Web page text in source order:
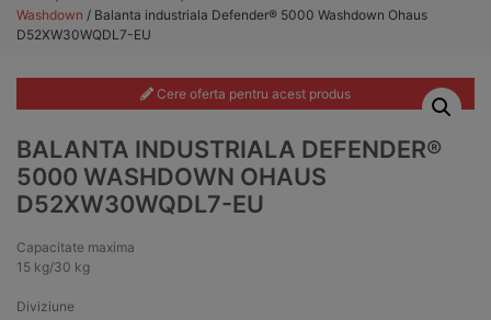
Washdown / Balanta industriala Defender® 5000 Washdown Ohaus
D52XW30WQDL7-EU
Cere oferta pentru acest produs
BALANTA INDUSTRIALA DEFENDER®
5000 WASHDOWN OHAUS
D52XW30WQDL7-EU
Capacitate maxima
15 kg/30 kg
Diviziune